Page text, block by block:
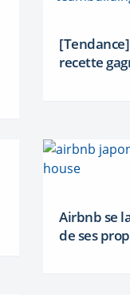
recette
Airbnb se
de ses